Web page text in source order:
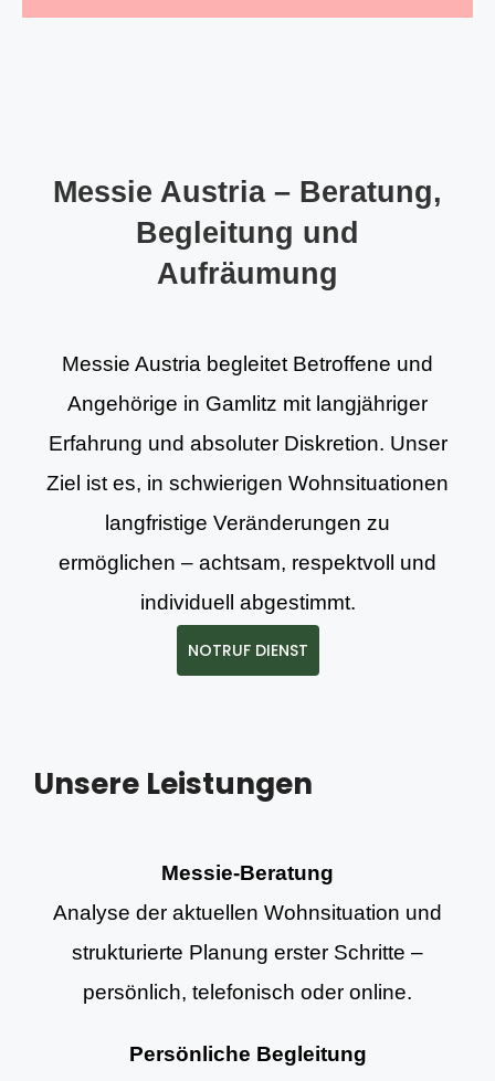
Messie Austria – Beratung,
Begleitung und
Aufräumung
Messie Austria begleitet Betroffene und
Angehörige in Gamlitz mit langjähriger
Erfahrung und absoluter Diskretion. Unser
Ziel ist es, in schwierigen Wohnsituationen
langfristige Veränderungen zu
ermöglichen – achtsam, respektvoll und
individuell abgestimmt.
NOTRUF DIENST
Unsere Leistungen
Messie-Beratung
Analyse der aktuellen Wohnsituation und
strukturierte Planung erster Schritte –
persönlich, telefonisch oder online.
Persönliche Begleitung